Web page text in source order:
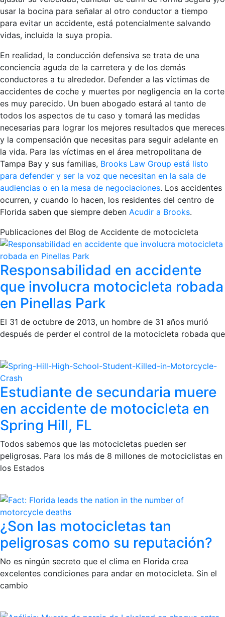
usar la bocina para señalar al otro conductor a tiempo
para evitar un accidente, está potencialmente salvando
vidas, incluida la suya propia.
En realidad, la conducción defensiva se trata de una
conciencia aguda de la carretera y de los demás
conductores a tu alrededor. Defender a las víctimas de
accidentes de coche y muertes por negligencia en la corte
es muy parecido. Un buen abogado estará al tanto de
todos los aspectos de tu caso y tomará las medidas
necesarias para lograr los mejores resultados que mereces
y la compensación que necesitas para seguir adelante en
la vida. Para las víctimas en el área metropolitana de
Tampa Bay y sus familias, Brooks Law Group está listo
para defender y ser la voz que necesitan en la sala de
audiencias o en la mesa de negociaciones. Los accidentes
ocurren, y cuando lo hacen, los residentes del centro de
Florida saben que siempre deben Acudir a Brooks.
Publicaciones del Blog de Accidente de motocicleta
Responsabilidad en accidente
que involucra motocicleta robada
en Pinellas Park
El 31 de octubre de 2013, un hombre de 31 años murió
después de perder el control de la motocicleta robada que
Estudiante de secundaria muere
en accidente de motocicleta en
Spring Hill, FL
Todos sabemos que las motocicletas pueden ser
peligrosas. Para los más de 8 millones de motociclistas en
los Estados
¿Son las motocicletas tan
peligrosas como su reputación?
No es ningún secreto que el clima en Florida crea
excelentes condiciones para andar en motocicleta. Sin el
cambio